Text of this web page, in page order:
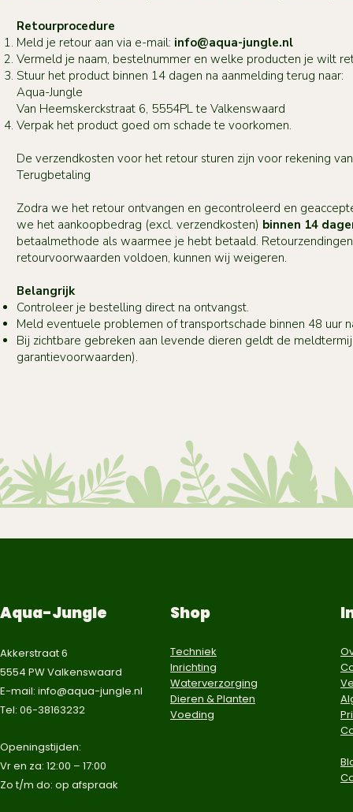
Retourprocedure
Meld je retour aan via e-mail: info@aqua-jungle.nl
Vermeld je naam, bestelnummer en welke producten je wilt
Stuur het product binnen 14 dagen na aanmelding terug naar:
Aqua-Jungle
Van Heemskerckstraat 6, 5554PL te Valkenswaard
Verpak het product goed om schade te voorkomen.
De verzendkosten voor het retour sturen zijn voor rekening
Terugbetaling
Zodra we het retour ontvangen en gecontroleerd en
we het aankoopbedrag (excl. verzendkosten) binnen 14
betaalmethode als waarmee je hebt betaald.
retourvoorwaarden voldoen, kunnen wij weigeren.
Belangrijk
Controleer je bestelling direct na ontvangst.
Meld eventuele problemen of transportschade binnen 48 uur
Bij zichtbare gebreken aan levende dieren geldt de
garantievoorwaarden).
Aqua-Jungle
Akkerstraat 6
5554 PW Valkenswaard
E-mail: info@aqua-jungle.nl
Tel: 06-38163232
​Openingstijden:
Vr en za: 12:00 – 17:00
Zo t/m do: op afspraak​
Shop
Techniek
Inrichting
Waterverzorging
Dieren & Planten
Voeding